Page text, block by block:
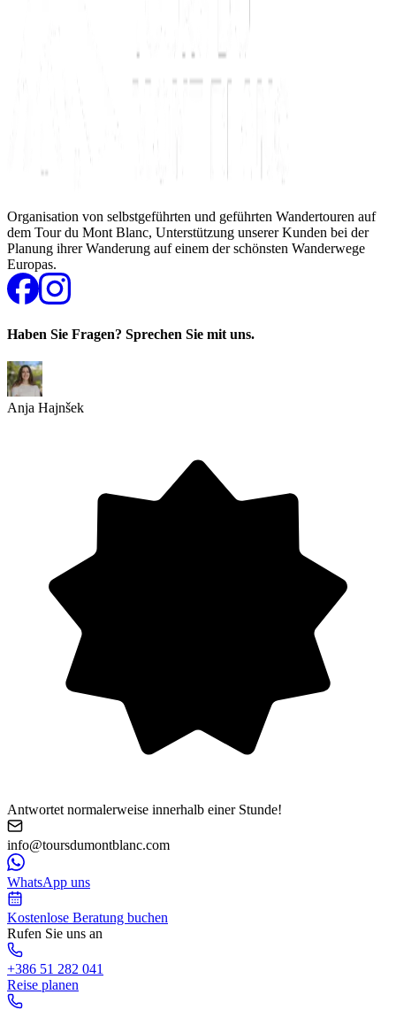
Organisation von selbstgeführten und geführten Wandertouren auf
dem Tour du Mont Blanc, Unterstützung unserer Kunden bei der
Planung ihrer Wanderung auf einem der schönsten Wanderwege
Europas.
Haben Sie Fragen? Sprechen Sie mit uns.
Anja Hajnšek
Antwortet normalerweise innerhalb einer Stunde!
info@toursdumontblanc.com
WhatsApp uns
Kostenlose Beratung buchen
Rufen Sie uns an
+386 51 282 041
Reise planen